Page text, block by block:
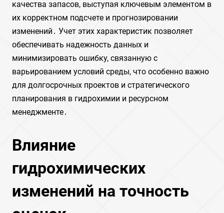
качества запасов, выступая ключевым элементом в
их корректном подсчете и прогнозировании
изменений․ Учет этих характеристик позволяет
обеспечивать надежность данных и
минимизировать ошибку, связанную с
варьированием условий среды, что особенно важно
для долгосрочных проектов и стратегического
планирования в гидрохимии и ресурсном
менеджменте․
Влияние
гидрохимических
изменений на точность